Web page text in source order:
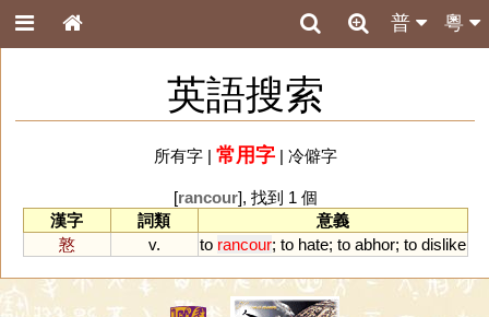
粵
普
英語搜索
所有字| 常用字| 冷僻字
[rancour], 找到 1 個
漢字
詞類
意義
憝
v. to rancour; to hate; to abhor; to dislike